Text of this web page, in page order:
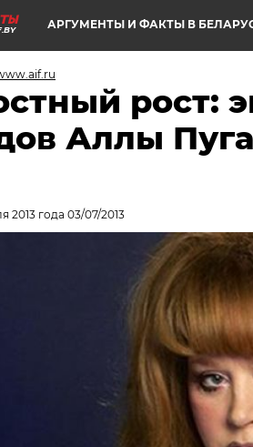
АРГУМЕНТЫ И ФАКТЫ В
рост:
Аллы
2013 года 03/07/2013